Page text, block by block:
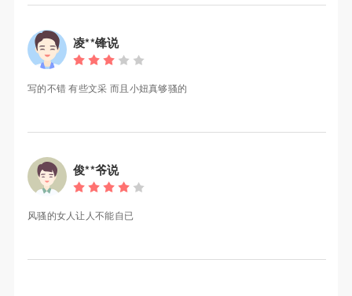
凌**锋说
写的不错 有些文采 而且小妞真够骚的
俊**爷说
风骚的女人让人不能自已